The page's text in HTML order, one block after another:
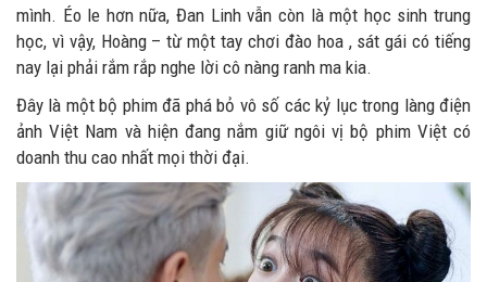
mình. Éo le hơn nữa, Đan Linh vẫn còn là một học sinh trung
học, vì vậy, Hoàng – từ một tay chơi đào hoa , sát gái có tiếng
nay lại phải rắm rắp nghe lời cô nàng ranh ma kia.
Đây là một bộ phim đã phá bỏ vô số các kỷ lục trong làng điện
ảnh Việt Nam và hiện đang nắm giữ ngôi vị bộ phim Việt có
doanh thu cao nhất mọi thời đại.